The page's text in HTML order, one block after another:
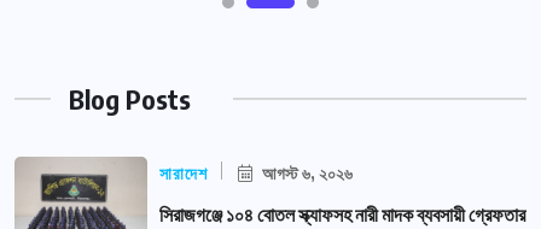
Blog Posts
সারাদেশ আগস্ট ৬, ২০২৬
সিরাজগঞ্জে ১০৪ বোতল স্ক্যাফসহ নারী মাদক ব্যবসায়ী গ্রেফতার